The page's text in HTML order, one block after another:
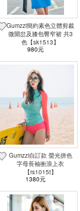
Gumzzi簡約素色立體剪裁
微開岔及膝包臀窄裙 共3
色【sk1513】
980元
Gumzzi自訂款 螢光拼色
字母長袖衝浪上衣
【rs1015t】
1380元